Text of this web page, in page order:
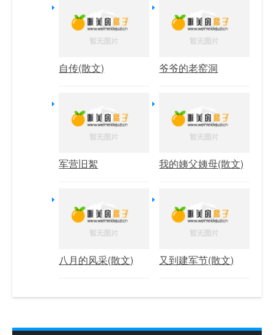
自传(散文) 爷爷的老窑洞
军营旧絮 我的姨父姨母(散文)
八月的风采(散文) 又到建军节(散文)